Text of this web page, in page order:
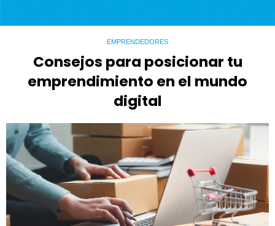
EMPRENDEDORES
Consejos para posicionar tu
emprendimiento en el mundo
digital